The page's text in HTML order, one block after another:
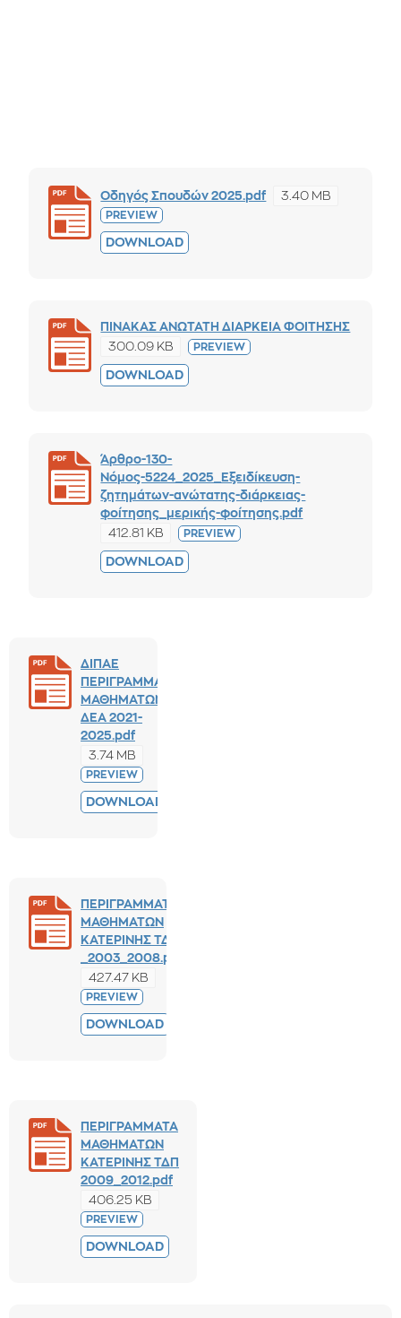
Οδηγός Σπουδών 2025.pdf 3.40 MB
PREVIEW
DOWNLOAD
ΠΙΝΑΚΑΣ ΑΝΩΤΑΤΗ ΔΙΑΡΚΕΙΑ ΦΟΙΤΗΣΗΣ
300.09 KB PREVIEW
DOWNLOAD
Άρθρο-130-
Νόμος-5224_2025_Εξειδίκευση-
ζητημάτων-ανώτατης-διάρκειας-
φοίτησης_μερικής-φοίτησης.pdf
412.81 KB PREVIEW
DOWNLOAD
ΔΙΠΑΕ
ΠΕΡΙΓΡΑΜΜΑΤΑ
ΜΑΘΗΜΑΤΩΝ
ΔΕΑ 2021-
2025.pdf
3.74 MB
PREVIEW
DOWNLOAD
ΠΕΡΙΓΡΑΜΜΑΤΑ
ΜΑΘΗΜΑΤΩΝ
ΚΑΤΕΡΙΝΗΣ ΤΔΠ
_2003_2008.pdf
427.47 KB
PREVIEW
DOWNLOAD
ΠΕΡΙΓΡΑΜΜΑΤΑ
ΜΑΘΗΜΑΤΩΝ
ΚΑΤΕΡΙΝΗΣ ΤΔΠ
2009_2012.pdf
406.25 KB
PREVIEW
DOWNLOAD